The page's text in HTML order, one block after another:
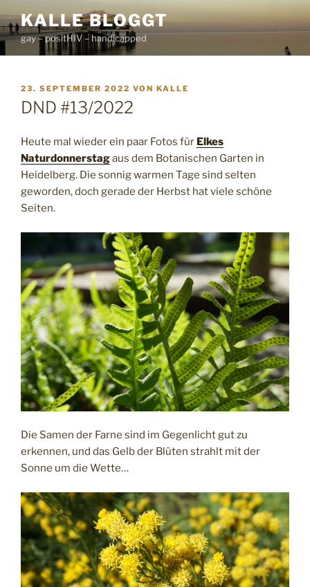
Inhalt
springen
KALLE BLOGGT
gay – positHIV – handicapped
VERÖFFENTLICHT
AM
23. SEPTEMBER 2022 VON KALLE
DND #13/2022
Heute mal wieder ein paar Fotos für Elkes
Naturdonnerstagaus dem Botanischen Garten in
Heidelberg. Die sonnig warmen Tage sind selten
geworden, doch gerade der Herbst hat viele schöne
Seiten.
Die Samen der Farne sind im Gegenlicht gut zu
erkennen, und das Gelb der Blüten strahlt mit der
Sonne um die Wette…